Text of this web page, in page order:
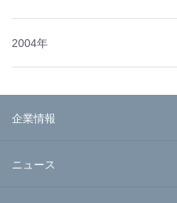
2004年
企業情報
ニュース